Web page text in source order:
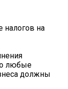
налогов на
любые
должны